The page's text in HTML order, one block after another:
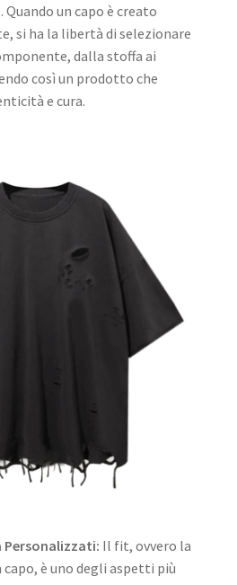
un capo è creato
si ha la libertà di selezionare
dalla stoffa ai
così un prodotto che
e cura.
Personalizzati: Il fit, ovvero la
è uno degli aspetti più